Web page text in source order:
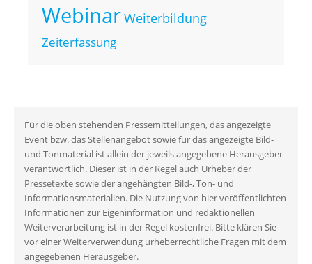
WebinarWeiterbildung
Zeiterfassung
Für die oben stehenden Pressemitteilungen, das angezeigte
Event bzw. das Stellenangebot sowie für das angezeigte Bild-
und Tonmaterial ist allein der jeweils angegebene Herausgeber
verantwortlich. Dieser ist in der Regel auch Urheber der
Pressetexte sowie der angehängten Bild-, Ton- und
Informationsmaterialien. Die Nutzung von hier veröffentlichten
Informationen zur Eigeninformation und redaktionellen
Weiterverarbeitung ist in der Regel kostenfrei. Bitte klären Sie
vor einer Weiterverwendung urheberrechtliche Fragen mit dem
angegebenen Herausgeber.